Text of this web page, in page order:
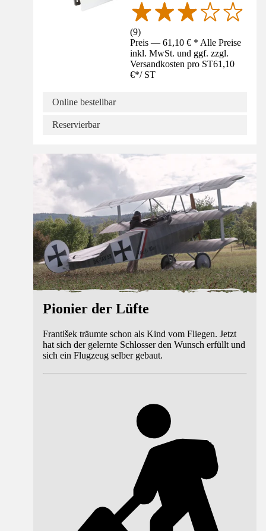
(9)
Preis — 61,10 € * Alle Preise
inkl. MwSt. und ggf. zzgl.
Versandkosten pro ST61,10
€*/ ST
Online bestellbar
Reservierbar
Pionier der Lüfte
František träumte schon als Kind vom Fliegen. Jetzt
hat sich der gelernte Schlosser den Wunsch erfüllt und
sich ein Flugzeug selber gebaut.